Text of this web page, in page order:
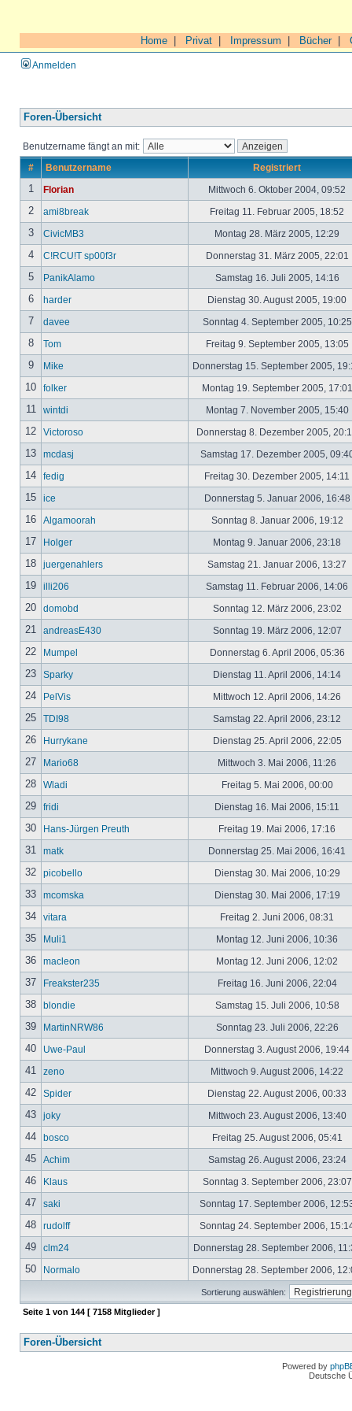
Home Privat Impressum Bücher|
Anmelden
Foren-Übersicht
Benutzername fängt an mit:
# Benutzername Registriert
1 Florian Mittwoch 6. Oktober 2004, 09:52
2 ami8break Freitag 11. Februar 2005, 18:52
3 CivicMB3 Montag 28. März 2005, 12:29
4 C!RCU!T sp00f3r Donnerstag 31. März 2005, 22:01
5 PanikAlamo Samstag 16. Juli 2005, 14:16
6 harder Dienstag 30. August 2005, 19:00
7 davee Sonntag 4. September 2005,
8 Tom Freitag 9. September 2005, 13:05
9 Mike Donnerstag 15. September 2005,
10 folker Montag 19. September 2005,
11 wintdi Montag 7. November 2005, 15:40
12 Victoroso Donnerstag 8. Dezember 2005,
13 mcdasj Samstag 17. Dezember 2005,
14 fedig Freitag 30. Dezember 2005, 14:11
15 ice Donnerstag 5. Januar 2006, 16:48
16 Algamoorah Sonntag 8. Januar 2006, 19:12
17 Holger Montag 9. Januar 2006, 23:18
18 juergenahlers Samstag 21. Januar 2006, 13:27
19 illi206 Samstag 11. Februar 2006, 14:06
20 domobd Sonntag 12. März 2006, 23:02
21 andreasE430 Sonntag 19. März 2006, 12:07
22 Mumpel Donnerstag 6. April 2006, 05:36
23 Sparky Dienstag 11. April 2006, 14:14
24 PelVis Mittwoch 12. April 2006, 14:26
25 TDI98 Samstag 22. April 2006, 23:12
26 Hurrykane Dienstag 25. April 2006, 22:05
27 Mario68 Mittwoch 3. Mai 2006, 11:26
28 Wladi Freitag 5. Mai 2006, 00:00
29 fridi Dienstag 16. Mai 2006, 15:11
30 Hans-Jürgen Preuth Freitag 19. Mai 2006, 17:16
31 matk Donnerstag 25. Mai 2006, 16:41
32 picobello Dienstag 30. Mai 2006, 10:29
33 mcomska Dienstag 30. Mai 2006, 17:19
34 vitara Freitag 2. Juni 2006, 08:31
35 Muli1 Montag 12. Juni 2006, 10:36
36 macleon Montag 12. Juni 2006, 12:02
37 Freakster235 Freitag 16. Juni 2006, 22:04
38 blondie Samstag 15. Juli 2006, 10:58
39 MartinNRW86 Sonntag 23. Juli 2006, 22:26
40 Uwe-Paul Donnerstag 3. August 2006, 19:44
41 zeno Mittwoch 9. August 2006, 14:22
42 Spider Dienstag 22. August 2006, 00:33
43 joky Mittwoch 23. August 2006, 13:40
44 bosco Freitag 25. August 2006, 05:41
45 Achim Samstag 26. August 2006, 23:24
46 Klaus Sonntag 3. September 2006,
47 saki Sonntag 17. September 2006,
48 rudolff Sonntag 24. September 2006,
49 clm24 Donnerstag 28. September 2006,
50 Normalo Donnerstag 28. September 2006,
Sortierung auswählen:
Seite 1 von 144 [ 7158 Mitglieder ]
Foren-Übersicht
Powered by
Deutsche